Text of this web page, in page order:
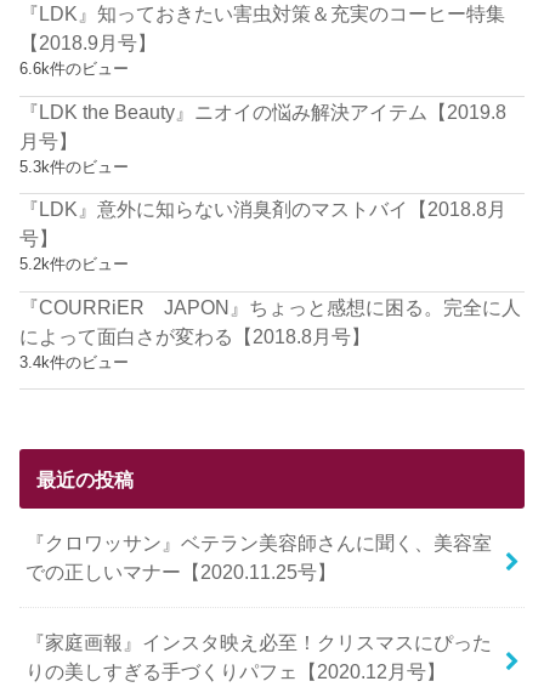
『LDK』知っておきたい害虫対策＆充実のコーヒー特集
【2018.9月号】
6.6k件のビュー
『LDK the Beauty』ニオイの悩み解決アイテム【2019.8
月号】
5.3k件のビュー
『LDK』意外に知らない消臭剤のマストバイ【2018.8月
号】
5.2k件のビュー
『COURRiER JAPON』ちょっと感想に困る。完全に人
によって面白さが変わる【2018.8月号】
3.4k件のビュー
最近の投稿
『クロワッサン』ベテラン美容師さんに聞く、美容室
での正しいマナー【2020.11.25号】
『家庭画報』インスタ映え必至！クリスマスにぴった
りの美しすぎる手づくりパフェ【2020.12月号】